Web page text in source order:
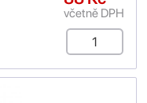
včetně DPH